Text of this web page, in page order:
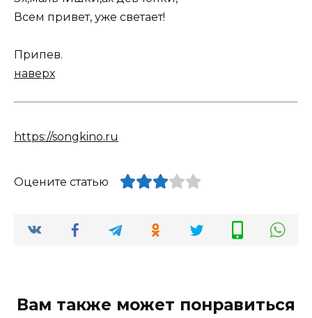
Всем привет, уже светает!
Припев.
наверх
https://songkino.ru
Оцените статью
Вам также может понравиться